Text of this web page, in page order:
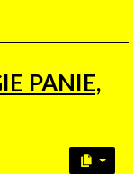
PANIE,